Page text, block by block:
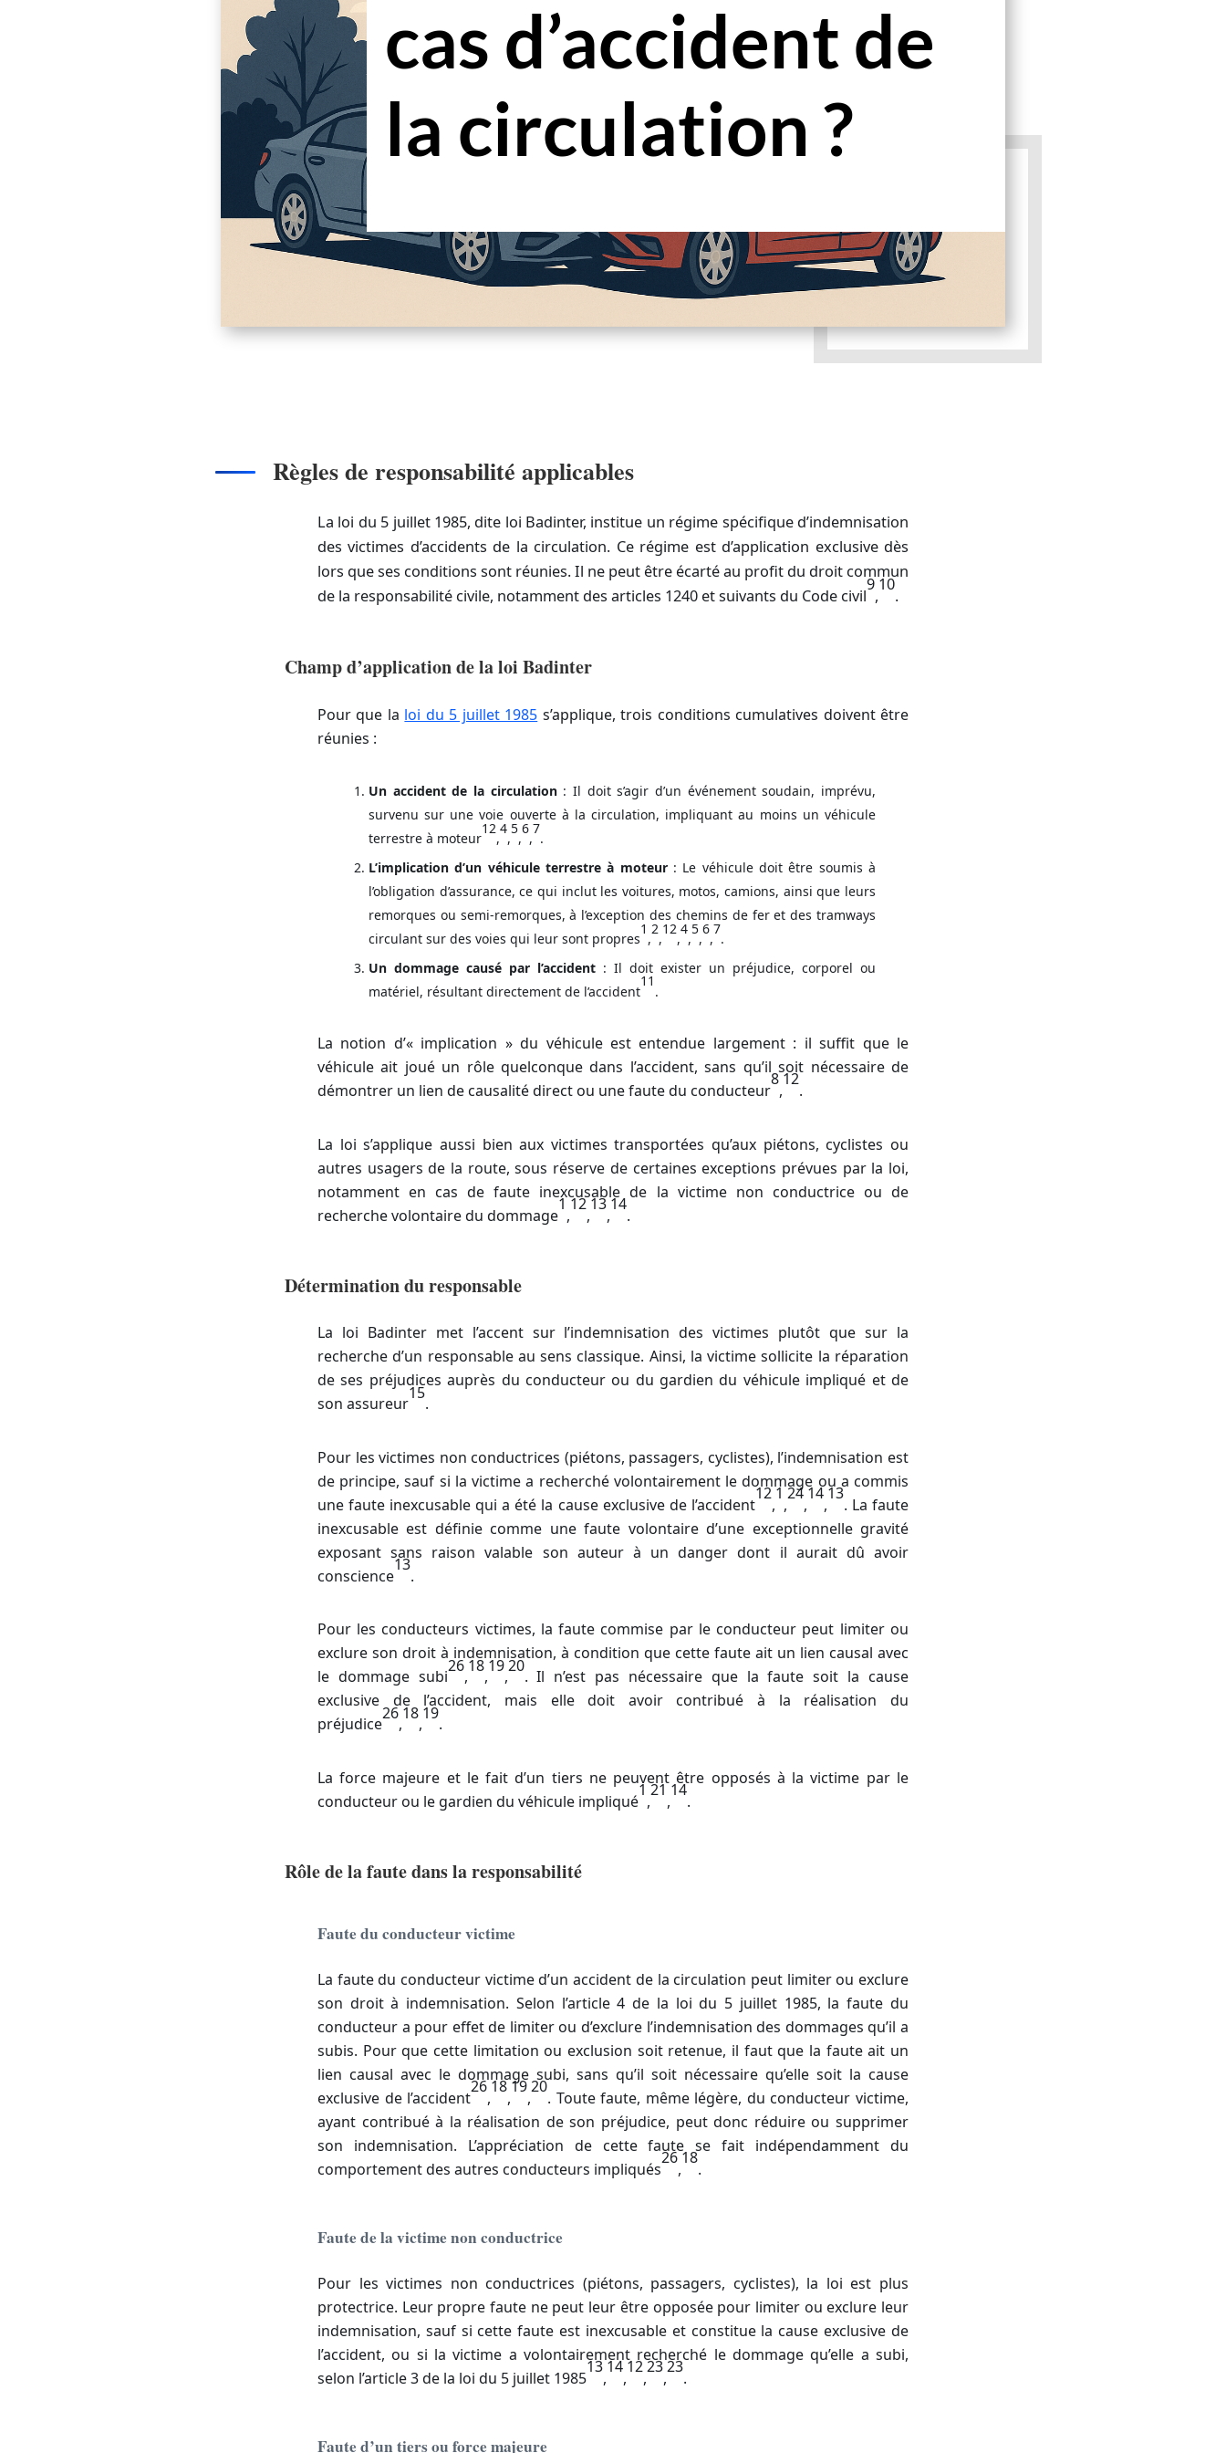
cas d’accident de
la circulation ?
Règles de responsabilité applicables
La loi du 5 juillet 1985, dite loi Badinter, institue un régime spécifique d’indemnisation
des victimes d’accidents de la circulation. Ce régime est d’application exclusive dès
lors que ses conditions sont réunies. Il ne peut être écarté au profit du droit commun
de la responsabilité civile, notamment des articles 1240 et suivants du Code civil
9
,
10
.
Champ d’application de la loi Badinter
Pour que la loi du 5 juillet 1985 s’applique, trois conditions cumulatives doivent être
réunies :
Un accident de la circulation : Il doit s’agir d’un événement soudain, imprévu,
survenu sur une voie ouverte à la circulation, impliquant au moins un véhicule
terrestre à moteur
12
,
4
,
5
,
6
,
7
.
L’implication d’un véhicule terrestre à moteur : Le véhicule doit être soumis à
l’obligation d’assurance, ce qui inclut les voitures, motos, camions, ainsi que leurs
remorques ou semi-remorques, à l’exception des chemins de fer et des tramways
circulant sur des voies qui leur sont propres
1
,
2
,
12
,
4
,
5
,
6
,
7
.
Un dommage causé par l’accident : Il doit exister un préjudice, corporel ou
matériel, résultant directement de l’accident
11
.
La notion d’« implication » du véhicule est entendue largement : il suffit que le
véhicule ait joué un rôle quelconque dans l’accident, sans qu’il soit nécessaire de
démontrer un lien de causalité direct ou une faute du conducteur
8
,
12
.
La loi s’applique aussi bien aux victimes transportées qu’aux piétons, cyclistes ou
autres usagers de la route, sous réserve de certaines exceptions prévues par la loi,
notamment en cas de faute inexcusable de la victime non conductrice ou de
recherche volontaire du dommage
1
,
12
,
13
,
14
.
Détermination du responsable
La loi Badinter met l’accent sur l’indemnisation des victimes plutôt que sur la
recherche d’un responsable au sens classique. Ainsi, la victime sollicite la réparation
de ses préjudices auprès du conducteur ou du gardien du véhicule impliqué et de
son assureur
15
.
Pour les victimes non conductrices (piétons, passagers, cyclistes), l’indemnisation est
de principe, sauf si la victime a recherché volontairement le dommage ou a commis
une faute inexcusable qui a été la cause exclusive de l’accident
12
,
1
,
24
,
14
,
13
. La faute
inexcusable est définie comme une faute volontaire d’une exceptionnelle gravité
exposant sans raison valable son auteur à un danger dont il aurait dû avoir
conscience
13
.
Pour les conducteurs victimes, la faute commise par le conducteur peut limiter ou
exclure son droit à indemnisation, à condition que cette faute ait un lien causal avec
le dommage subi
26
,
18
,
19
,
20
. Il n’est pas nécessaire que la faute soit la cause
exclusive de l’accident, mais elle doit avoir contribué à la réalisation du
préjudice
26
,
18
,
19
.
La force majeure et le fait d’un tiers ne peuvent être opposés à la victime par le
conducteur ou le gardien du véhicule impliqué
1
,
21
,
14
.
Rôle de la faute dans la responsabilité
Faute du conducteur victime
La faute du conducteur victime d’un accident de la circulation peut limiter ou exclure
son droit à indemnisation. Selon l’article 4 de la loi du 5 juillet 1985, la faute du
conducteur a pour effet de limiter ou d’exclure l’indemnisation des dommages qu’il a
subis. Pour que cette limitation ou exclusion soit retenue, il faut que la faute ait un
lien causal avec le dommage subi, sans qu’il soit nécessaire qu’elle soit la cause
exclusive de l’accident
26
,
18
,
19
,
20
. Toute faute, même légère, du conducteur victime,
ayant contribué à la réalisation de son préjudice, peut donc réduire ou supprimer
son indemnisation. L’appréciation de cette faute se fait indépendamment du
comportement des autres conducteurs impliqués
26
,
18
.
Faute de la victime non conductrice
Pour les victimes non conductrices (piétons, passagers, cyclistes), la loi est plus
protectrice. Leur propre faute ne peut leur être opposée pour limiter ou exclure leur
indemnisation, sauf si cette faute est inexcusable et constitue la cause exclusive de
l’accident, ou si la victime a volontairement recherché le dommage qu’elle a subi,
selon l’article 3 de la loi du 5 juillet 1985
13
,
14
,
12
,
23
,
23
.
Faute d’un tiers ou force majeure